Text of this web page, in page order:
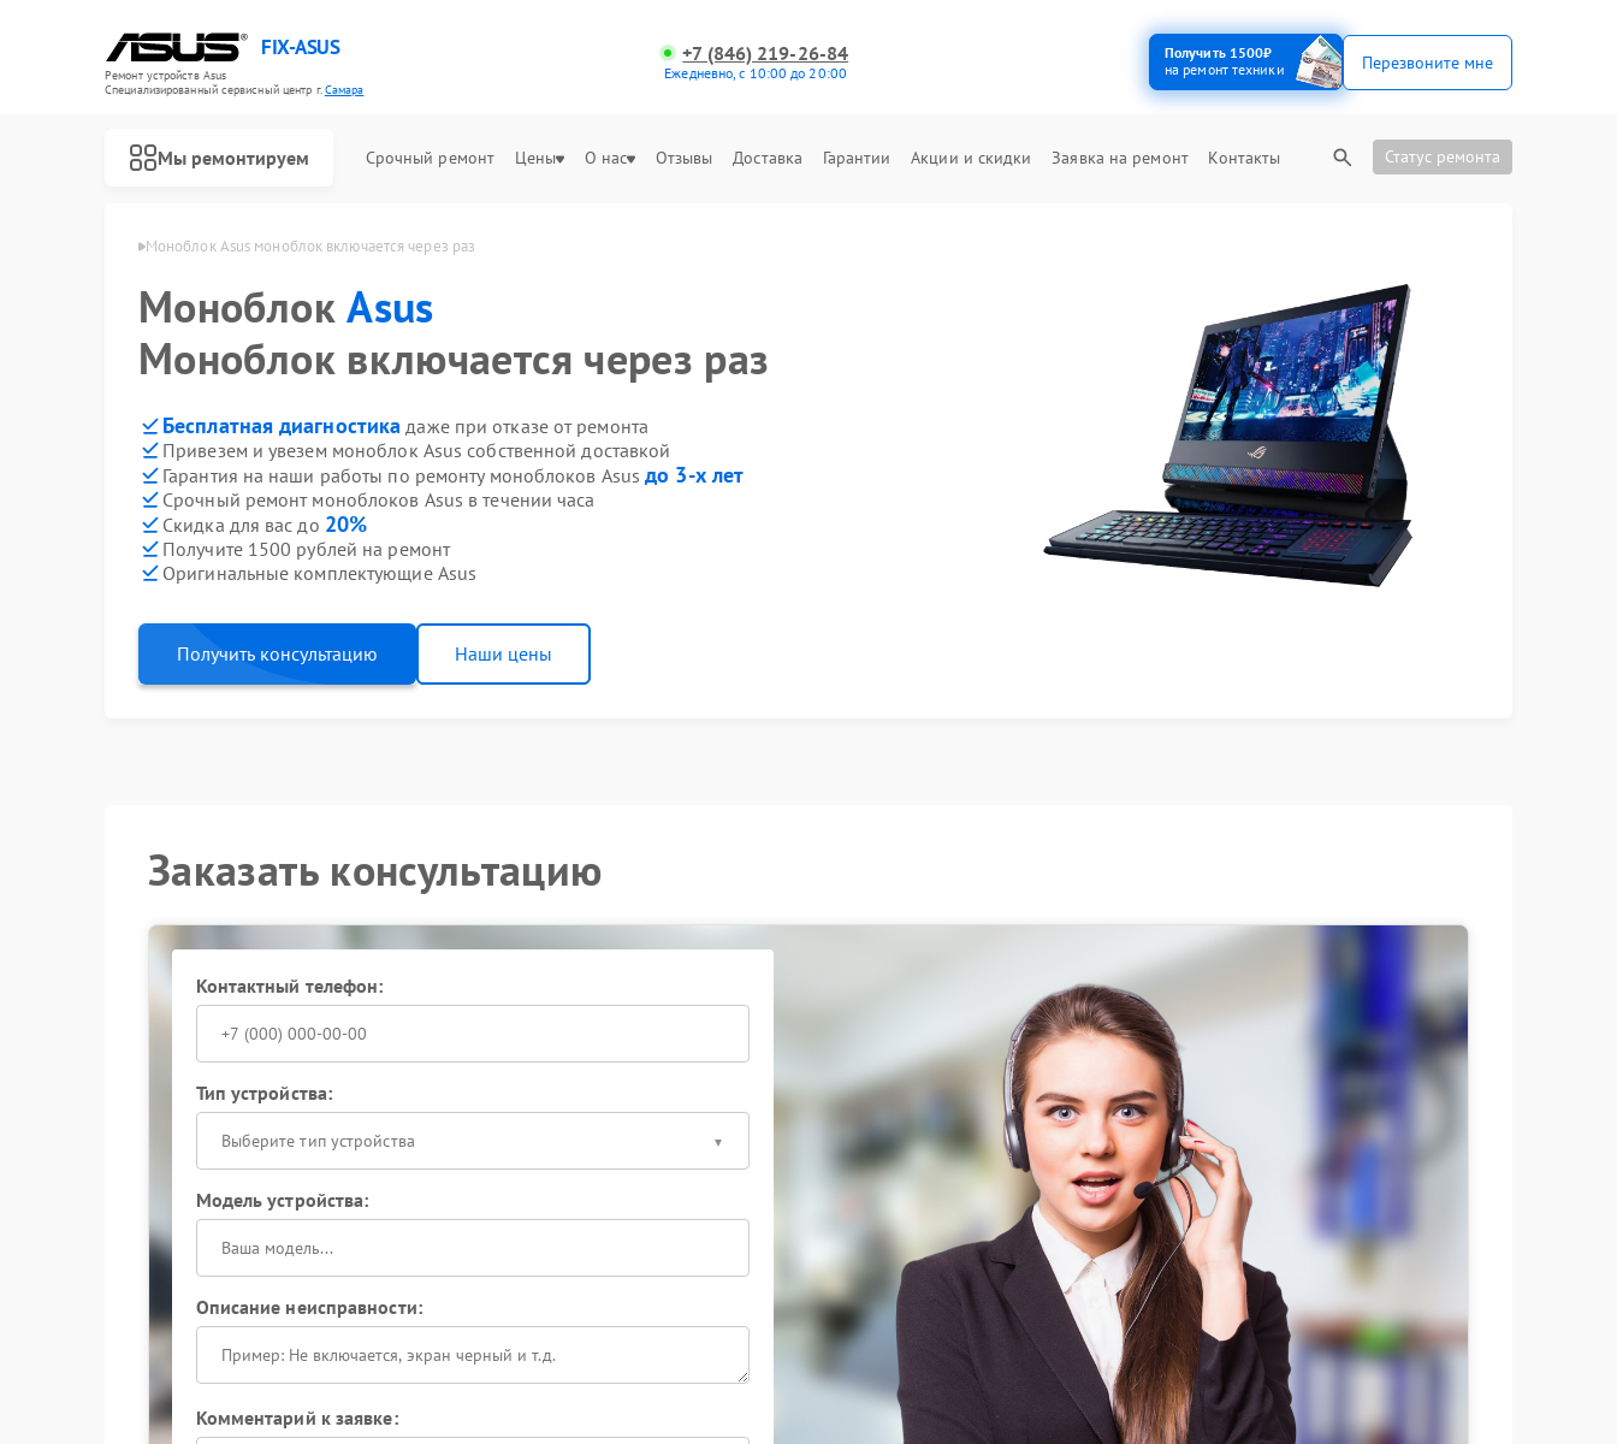
FIX-ASUS
Ремонт устройств Asus
Специализированный cервисный центр г.Самара
+7 (846) 219-26-84
Ежедневно, с 10:00 до 20:00
Получить 1500₽
на ремонт техники
Перезвоните мне
Мы ремонтируем Срочный ремонт Цены О нас Отзывы Доставка Гарантии Акции и скидки Заявка на ремонт Контакты Статус ремонта
Моноблок Asus моноблок включается через раз
МоноблокAsus
Моноблок включается через раз
Бесплатная диагностика даже при отказе от ремонта
Привезем и увезем моноблок Asus собственной доставкой
Гарантия на наши работы по ремонту моноблоков Asusдо 3-х лет
Срочный ремонт моноблоков Asus в течении часа
Скидка для вас до 20%
Получите 1500 рублей на ремонт
Оригинальные комплектующие Asus
Получить консультацию Наши цены
Заказать консультацию
Контактный телефон:
Тип устройства:
Выберите тип устройства
Модель устройства:
Описание неисправности:
Комментарий к заявке: